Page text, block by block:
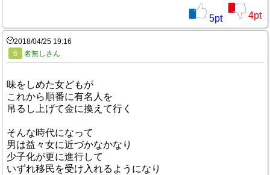
5pt 4pt
2018/04/25 19:16
6
名無しさん
味をしめた女どもが
これから順番に有名人を
吊るし上げて金に換えて行く
そんな時代になって
男は益々女に近づかなかなり
少子化が更に進行して
いずれ移民を受け入れるようになり